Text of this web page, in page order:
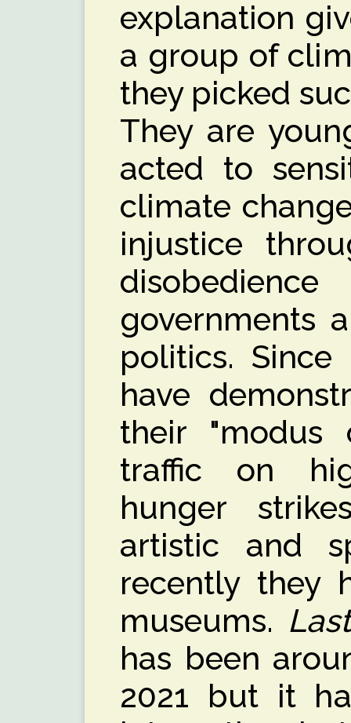
explanation
a group of
they picked
They are
acted to
climate
injustice
governments
politics.
have
their "modus
traffic on
hunger
artistic and
recently they
museums.
has been
2021 but it